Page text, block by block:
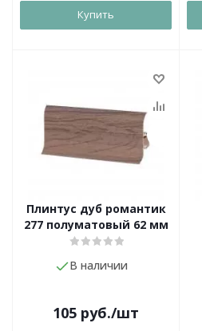
Купить
Плинтус дуб романтик
277 полуматовый 62 мм
В наличии
105 руб./шт